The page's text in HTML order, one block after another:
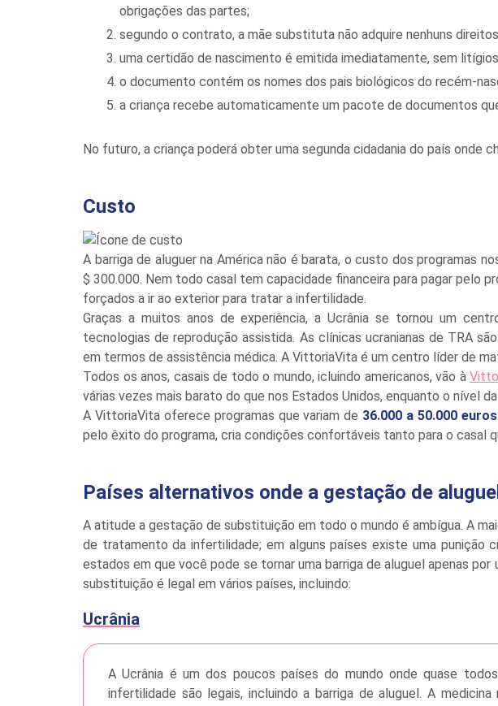
obrigações das partes;
segundo o contrato, a mãe substituta não adquire nenhuns
uma certidão de nascimento é emitida imediatamente, sem
o documento contém os nomes dos pais biológicos do recém-
a criança recebe automaticamente um pacote de documentos
No futuro, a criança poderá obter uma segunda cidadania do país onde
Custo
A barriga de aluguer na América não é barata, o custo dos programas
$ 300.000. Nem todo casal tem capacidade financeira para pagar pelo
forçados a ir ao exterior para tratar a infertilidade.
Graças a muitos anos de experiência, a Ucrânia se tornou um
tecnologias de reprodução assistida. As clínicas ucranianas de TRA
em termos de assistência médica. A VittoriaVita é um centro líder de
Todos os anos, casais de todo o mundo, icluindo americanos, vão à
várias vezes mais barato do que nos Estados Unidos, enquanto o nível
A VittoriaVita oferece programas que variam de 36.000 a 50.000 euros
pelo êxito do programa, cria condições confortáveis tanto para o casal
Países alternativos onde a gestação de
A atitude a gestação de substituição em todo o mundo é ambígua. A
de tratamento da infertilidade; em alguns países existe uma punição
estados em que você pode se tornar uma barriga de aluguel apenas
substituição é legal em vários países, incluindo:
Ucrânia
A Ucrânia é um dos poucos países do mundo onde quase
infertilidade são legais, incluindo a barriga de aluguel. A